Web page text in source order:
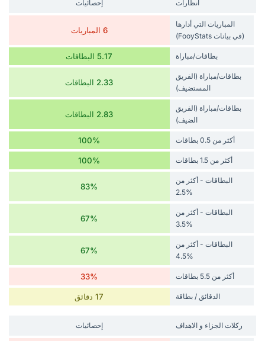
انظارات إحصائيات
المباريات التي أدارها
(في بيانات FooyStats)
6 المباريات
بطاقات/مباراة 5.17 البطاقات
بطاقات/مباراة (الفريق
المستضيف)
2.33 البطاقات
بطاقات/مباراة (الفريق
الضيف)
2.83 البطاقات
أكثر من 0.5 بطاقات 100%
أكثر من 1.5 بطاقات 100%
البطاقات - أكثر من
%2.5
83%
البطاقات - أكثر من
%3.5
67%
البطاقات - أكثر من
%4.5
67%
أكثر من 5.5 بطاقات 33%
الدقائق / بطاقة 17 دقائق
‏ركلات الجزاء و الاهداف إحصائيات